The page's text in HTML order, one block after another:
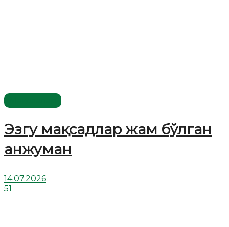
Эзгу мақсадлар жам бўлган
анжуман
14.07.2026
51